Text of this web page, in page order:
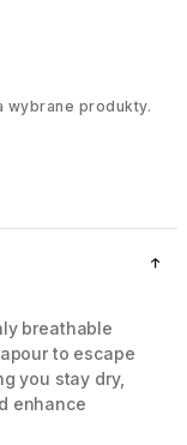
wybrane produkty.
breathable
to escape
you stay dry,
enhance